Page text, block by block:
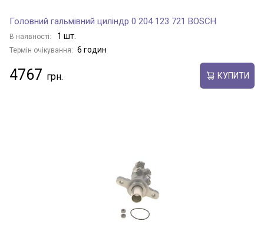
Головний гальмівний циліндр 0 204 123 721 BOSCH
В наявності: 1 шт.
Термін очікування: 6 годин
4767 КУПИТИ